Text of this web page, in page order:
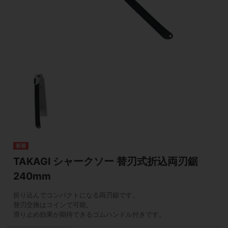
TAKAGI シャークソー 替刃式折込両刃鋸
240mm
折り込んでコンパクトになる両刃鋸です。
替刃交換はコインで可能。
滑り止め効果が期待できるゴムハンドル付きです。